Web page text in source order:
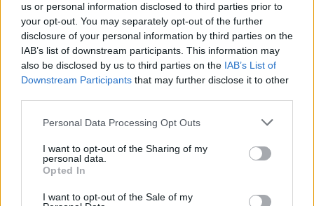
us or personal information disclosed to third parties prior to
your opt-out. You may separately opt-out of the further
disclosure of your personal information by third parties on the
IAB’s list of downstream participants. This information may
also be disclosed by us to third parties on the IAB’s List of
Downstream Participants that may further disclose it to other
Personal Data Processing Opt Outs
I want to opt-out of the Sharing of my
personal data.
Opted In
I want to opt-out of the Sale of my